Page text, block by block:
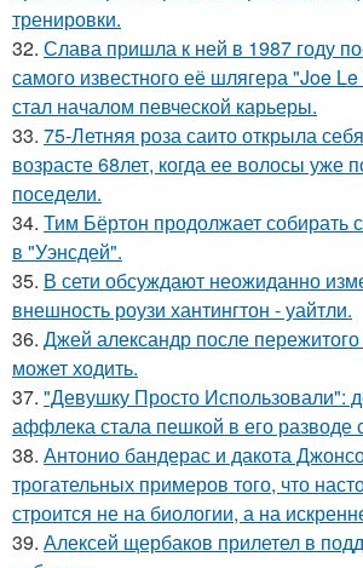
тренировки.
32. Слава пришла к ней в 1987 году
самого известного её шлягера "Joe
стал началом певческой карьеры.
33. 75-Летняя роза саито открыла
возрасте 68лет, когда ее волосы уже
поседели.
34. Тим Бёртон продолжает собирать
в "Уэнсдей".
35. В сети обсуждают неожиданно
внешность роузи хантингтон - уайтли.
36. Джей александр после пережитого
может ходить.
37. "Девушку Просто Использовали":
аффлека стала пешкой в его разводе
38. Антонио бандерас и дакота
трогательных примеров того, что
строится не на биологии, а на
39. Алексей щербаков прилетел в